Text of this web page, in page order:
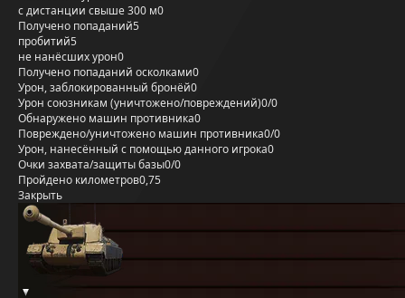
с дистанции свыше 300 м0
Получено попаданий5
пробитий5
не нанёсших урон0
Получено попаданий осколками0
Урон, заблокированный бронёй0
Урон союзникам (уничтожено/повреждений)0/0
Обнаружено машин противника0
Повреждено/уничтожено машин противника0/0
Урон, нанесённый с помощью данного игрока0
Очки захвата/защиты базы0/0
Пройдено километров0,75
Закрыть